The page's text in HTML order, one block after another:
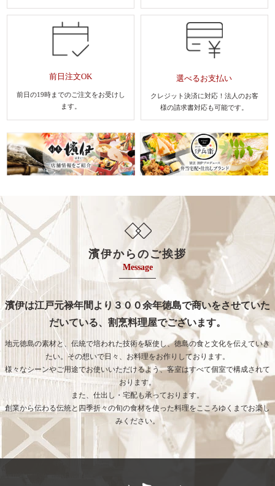
前日注文OK
前日の19時までのご注文をお受けし
ます。
選べるお支払い
クレジット決済に対応！法人のお客
様の請求書対応も可能です。
濱伊からのご挨拶
Message
濱伊は江戸元禄年間より３００余年徳島で商いをさせていた
だいている、割烹料理屋でございます。
地元徳島の素材と、伝統で培われた技術を駆使し、徳島の食と文化を伝えていき
たい。その想いで日々、お料理をお作りしております。
様々なシーンやご用途でお使いいただけるよう、客室はすべて個室で構成されて
おります。
また、仕出し・宅配も承っております。
創業から伝わる伝統と四季折々の旬の食材を使った料理をこころゆくまでお楽し
みください。